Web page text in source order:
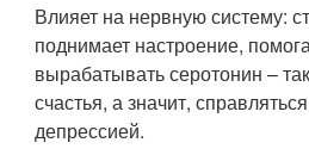
Влияет на нервную систему:
поднимает настроение,
вырабатывать серотонин –
счастья, а значит,
депрессией.